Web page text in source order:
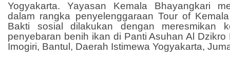
Yogyakarta. Yayasan Kemala Bhayangkari
dalam rangka penyelenggaraan Tour of
Bakti sosial dilakukan dengan meresmikan
penyebaran benih ikan di Panti Asuhan Al Dzikro
Imogiri, Bantul, Daerah Istimewa Yogyakarta,